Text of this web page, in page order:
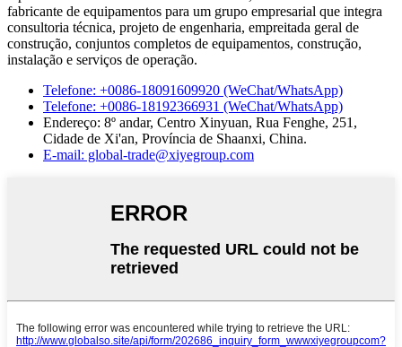
fabricante de equipamentos para um grupo empresarial que integra
consultoria técnica, projeto de engenharia, empreitada geral de
construção, conjuntos completos de equipamentos, construção,
instalação e serviços de operação.
Telefone: +0086-18091609920 (WeChat/WhatsApp)
Telefone: +0086-18192366931 (WeChat/WhatsApp)
Endereço: 8º andar, Centro Xinyuan, Rua Fenghe, 251,
Cidade de Xi'an, Província de Shaanxi, China.
E-mail: global-trade@xiyegroup.com